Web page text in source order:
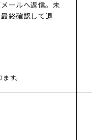
ールへ返信。 未
終確認して退
す。